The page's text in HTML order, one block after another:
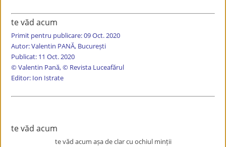
te văd acum
Primit pentru publicare: 09 Oct. 2020
Autor: Valentin PANĂ, București
Publicat: 11 Oct. 2020
© Valentin Pană, © Revista Luceafărul
Editor: Ion Istrate
te văd acum
te văd acum așa de clar cu ochiul minții